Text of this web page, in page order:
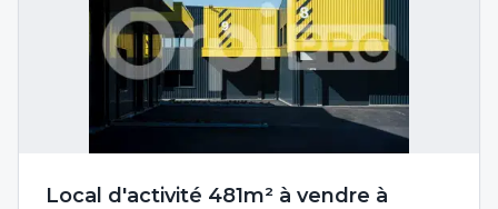
Local d'activité 481m² à vendre à